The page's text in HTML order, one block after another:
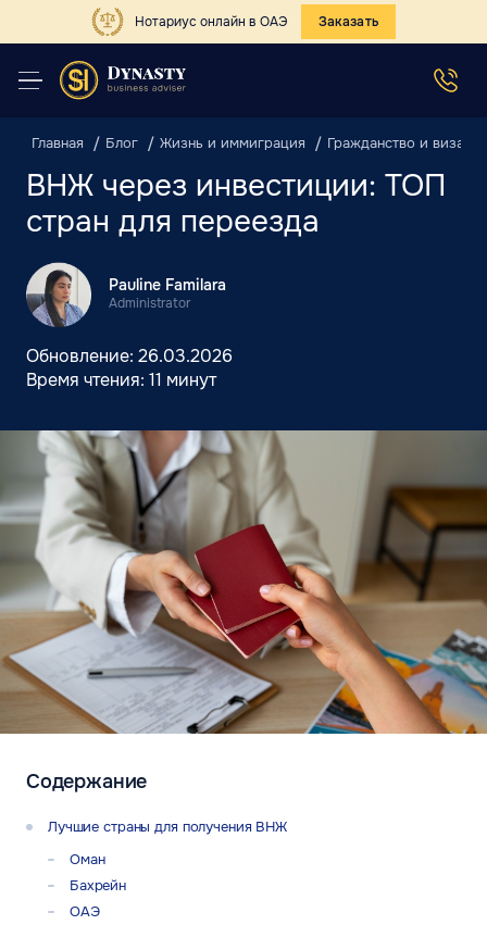
Нотариус онлайн в ОАЭ Заказать
Главная Блог Жизнь и иммиграция Гражданство и виза
ВНЖ через инвестиции: ТОП
стран для переезда
Pauline Familara
Administrator
Обновление: 26.03.2026
Время чтения: 11 минут
Содержание
Лучшие страны для получения ВНЖ
Оман
Бахрейн
ОАЭ